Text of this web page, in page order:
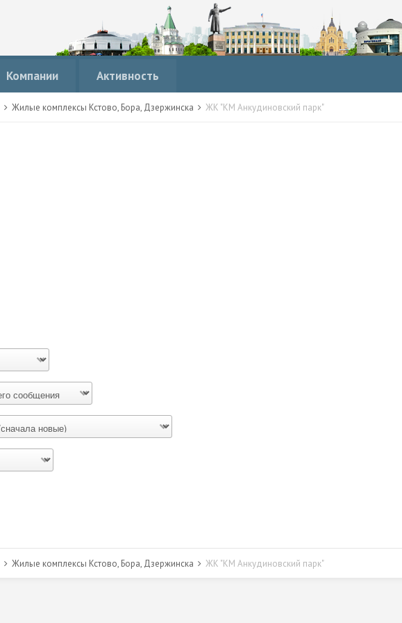
Компании Активность
Жилые комплексы Кстово, Бора, Дзержинска ЖК "КМ Анкудиновский парк"
Жилые комплексы Кстово, Бора, Дзержинска ЖК "КМ Анкудиновский парк"